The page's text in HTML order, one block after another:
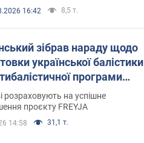
16:42 8,5 т.
зібрав нараду щодо
української балістики
які рішення готуються
розраховують на успішне
проєкту FREYJA
14:58 31,1 т.